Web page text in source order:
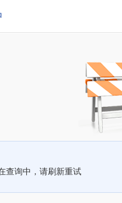
查询中，请刷新重试